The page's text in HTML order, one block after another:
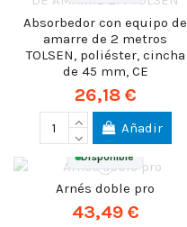
Absorbedor con equipo de
amarre de 2 metros
TOLSEN, poliéster, cincha
de 45 mm, CE
26,18 €
Añadir
Disponible
Arnés doble pro
43,49 €